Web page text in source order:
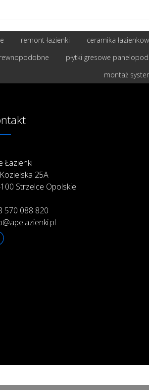
remont łazienki ceramika
płytki gresowe
montaż
Łazienki
25A
Strzelce Opolskie
570 088 820